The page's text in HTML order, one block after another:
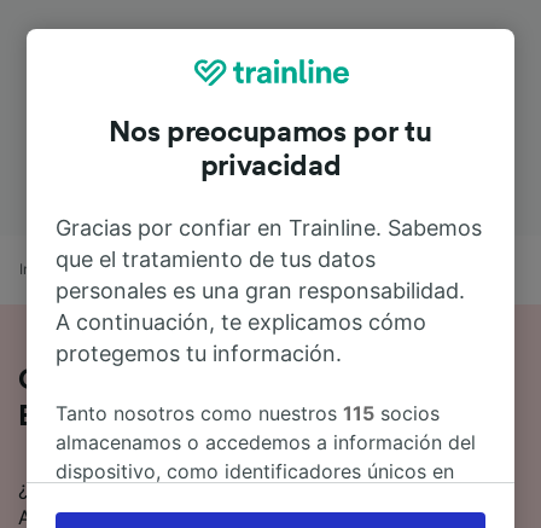
Inicio Horarios de trenes Kassel a Eindhoven
Cómo es el viaje de Kassel a
Eindhoven en tren
¿Estás pensando en ir en tren de Kassel a Eindhoven?
Aquí tienes toda la información.
Nos preocupamos por tu
privacidad
Gracias por confiar en Trainline. Sabemos
que el tratamiento de tus datos
personales es una gran responsabilidad.
A continuación, te explicamos cómo
protegemos tu información.
Tanto nosotros como nuestros115 socios
almacenamos o accedemos a información del
dispositivo, como identificadores únicos en